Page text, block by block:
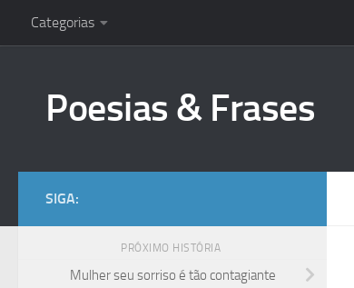
Skip to content
Categorias
Poesias & Frases
SIGA:
PRÓXIMO HISTÓRIA
Mulher seu sorriso é tão contagiante